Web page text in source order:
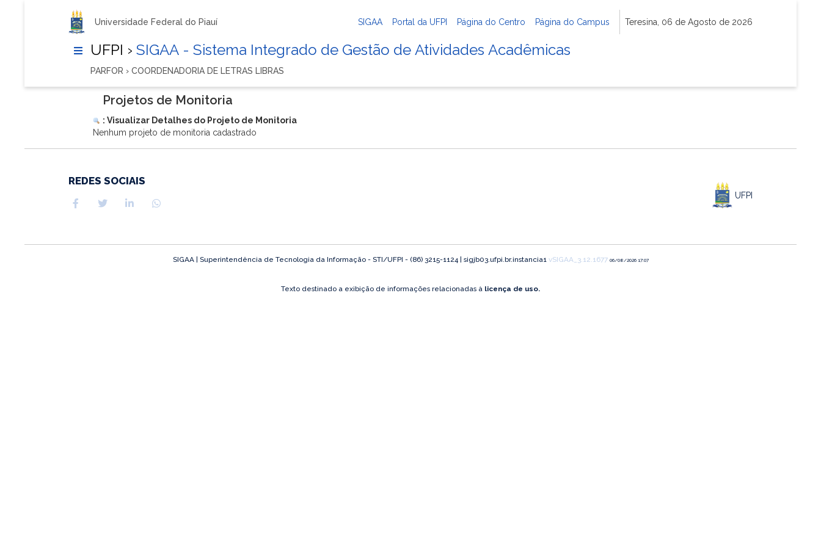
Universidade Federal do Piauí SIGAA Portal da UFPI Página do Centro Página do Campus Teresina, 06 de Agosto de 2026
UFPI › SIGAA - Sistema Integrado de Gestão de Atividades Acadêmicas
PARFOR › COORDENADORIA DE LETRAS LIBRAS
Projetos de Monitoria
: Visualizar Detalhes do Projeto de Monitoria
Nenhum projeto de monitoria cadastrado
REDES SOCIAIS
UFPI
SIGAA | Superintendência de Tecnologia da Informação - STI/UFPI - (86) 3215-1124 | sigjb03.ufpi.br.instancia1 vSIGAA_3.12.1677 06/08/2026 17:07
Texto destinado a exibição de informações relacionadas à licença de uso.